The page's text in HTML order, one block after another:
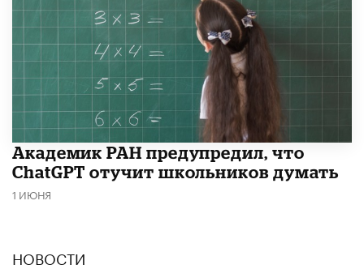
Академик РАН предупредил, что
ChatGPT отучит школьников думать
1 ИЮНЯ
НОВОСТИ